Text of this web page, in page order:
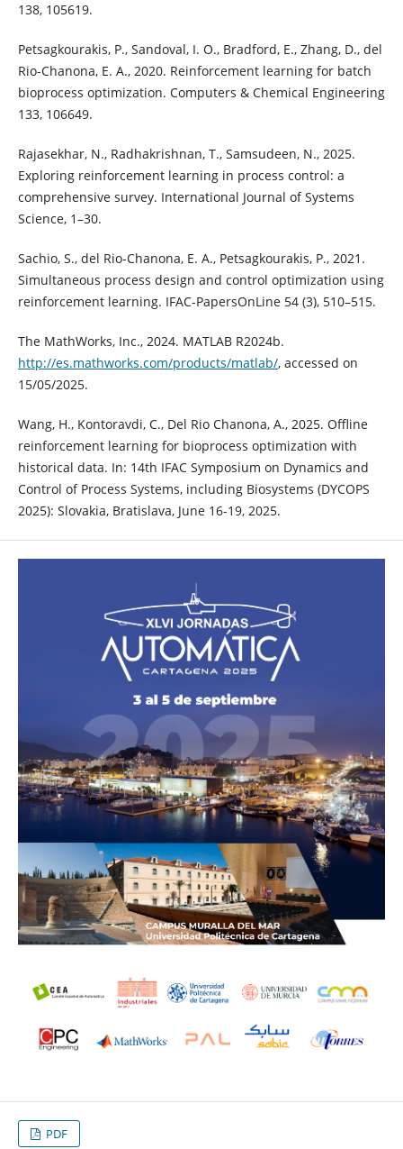
138, 105619.
Petsagkourakis, P., Sandoval, I. O., Bradford, E., Zhang, D., del
Rio-Chanona, E. A., 2020. Reinforcement learning for batch
bioprocess optimization. Computers & Chemical Engineering
133, 106649.
Rajasekhar, N., Radhakrishnan, T., Samsudeen, N., 2025.
Exploring reinforcement learning in process control: a
comprehensive survey. International Journal of Systems
Science, 1–30.
Sachio, S., del Rio-Chanona, E. A., Petsagkourakis, P., 2021.
Simultaneous process design and control optimization using
reinforcement learning. IFAC-PapersOnLine 54 (3), 510–515.
The MathWorks, Inc., 2024. MATLAB R2024b.
http://es.mathworks.com/products/matlab/, accessed on
15/05/2025.
Wang, H., Kontoravdi, C., Del Rio Chanona, A., 2025. Offline
reinforcement learning for bioprocess optimization with
historical data. In: 14th IFAC Symposium on Dynamics and
Control of Process Systems, including Biosystems (DYCOPS
2025): Slovakia, Bratislava, June 16-19, 2025.
PDF